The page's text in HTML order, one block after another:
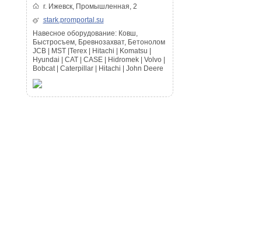
г. Ижевск, Промышленная, 2
stark.promportal.su
Навесное оборудование: Ковш,
Быстросъем, Бревнозахват, Бетонолом
JCB | MST |Terex | Hitachi | Komatsu |
Hyundai | CAT | CASE | Hidromek | Volvo |
Bobcat | Caterpillar | Hitachi | John Deere